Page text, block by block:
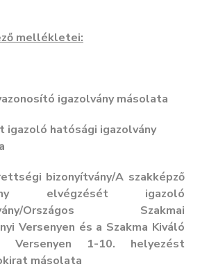
mellékletei:
igazolvány másolata
igazoló hatósági igazolvány
bizonyítvány/A szakképző
elvégzését igazoló
Országos Szakmai
Versenyen és a Szakma Kiváló
Versenyen 1-10. helyezést
másolata